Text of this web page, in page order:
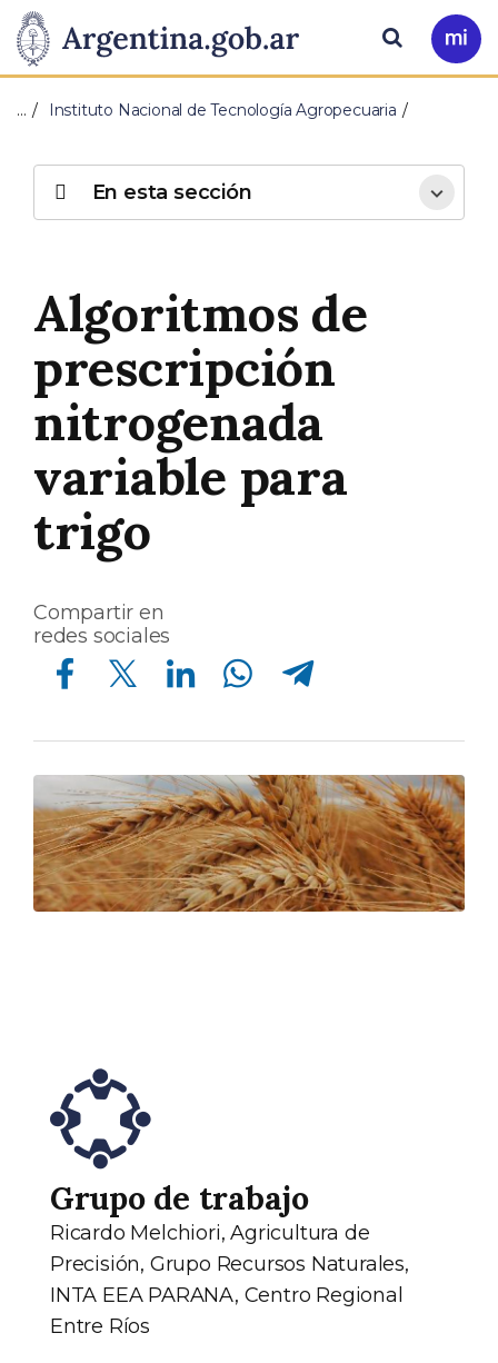
Presidencia
de
Nación
Pasar al contenido principal
Ir
a
Buscar
… Instituto Nacional de Tecnología Agropecuaria
Algoritmos de
prescripción
nitrogenada
variable para
trigo
Compartir en
redes sociales
Compartir en Facebook Compartir en Twitter Compartir en Linkedin Compartir en Whatsapp Compartir en Telegram
Grupo de trabajo
Ricardo Melchiori, Agricultura de
Precisión, Grupo Recursos Naturales,
INTA EEA PARANA, Centro Regional
Entre Ríos
En esta sección